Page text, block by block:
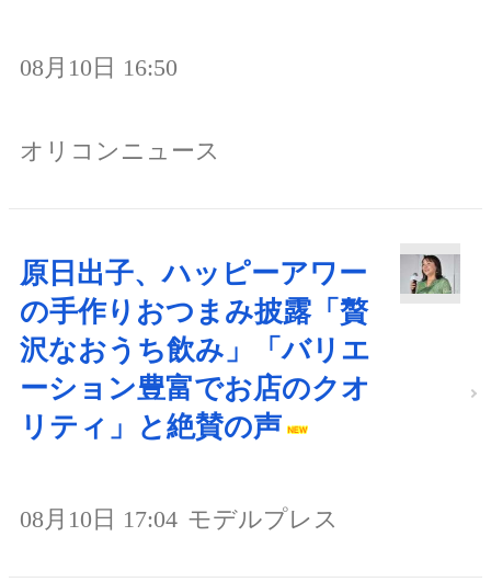
08月10日 16:50
オリコンニュース
原日出子、ハッピーアワー
の手作りおつまみ披露「贅
沢なおうち飲み」「バリエ
ーション豊富でお店のクオ
リティ」と絶賛の声
08月10日 17:04 モデルプレス